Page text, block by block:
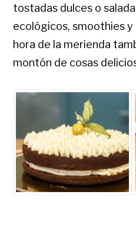
tostadas dulces o
ecológicos, smoothies y
hora de la merienda
montón de cosas